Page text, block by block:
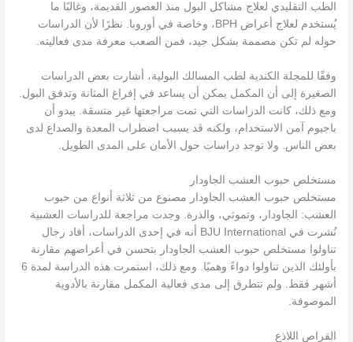
الطب التقليدي لعلاج مشاكل البول منذ العصور القديمة، وغالبًا ما
يُستخدم لعلاج أعراض BPH، وخاصة في أوروبا. نظرًا لأن الدراسات
حوله لم تكن مصممة بشكل جيد، فمن الصعب معرفة مدى فعاليته.
وفقًا للمجلة الكندية لطب المسالك البولية، أشارت بعض الدراسات
الصغيرة إلى أن المكمل يمكن أن يساعد في إفراغ المثانة وتدفق البول.
ومع ذلك، كانت الدراسات التي تمت مراجعتها غير متسقة. يبدو أن
باجيوم آمن الاستخدام، ولكنه قد يسبب اضطراب المعدة والصداع لدى
بعض الناس. ولا توجد دراسات حول الأمان على المدى الطويل.
مستخلص حبوب العشب الجاودار
مستخلص حبوب العشب الجاودار مصنوع من ثلاثة أنواع من حبوب
العشب: الجاودار، وتموثي، والذرة. وجدت مراجعة للدراسات العشبية
نُشرت في BJU International أنه في إحدى الدراسات، أفاد رجال
تناولوا مستخلص حبوب العشب الجاودار بتحسن في أعراضهم مقارنة
بأولئك الذين تناولوا دواءً وهميًا. ومع ذلك، استمرت هذه الدراسة لمدة 6
أشهر فقط. ولم تتطرق إلى مدى فعالية المكمل مقارنة بالأدوية
الموصوفة.
القراص اللاذع